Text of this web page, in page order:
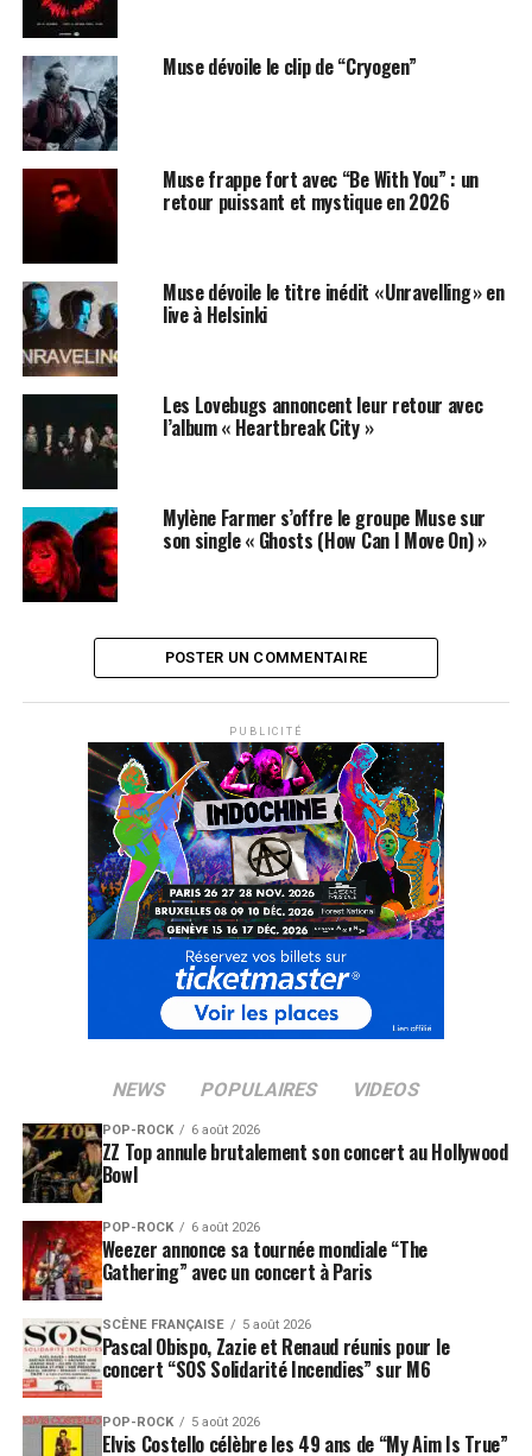
Les albums de
SUJETS ASSOCIÉS: MUSE ROCK
Muse dévoile le clip de “Cryogen”
Muse frappe fort avec “Be With You” : un
retour puissant et mystique en 2026
Muse dévoile le titre inédit « Unravelling » en
live à Helsinki
Les Lovebugs annoncent leur retour avec
l’album « Heartbreak City »
Mylène Farmer s’offre le groupe Muse sur
son single « Ghosts (How Can I Move On) »
POSTER UN COMMENTAIRE
PUBLICITÉ
NEWS POPULAIRES VIDEOS
POP-ROCK 6 août 2026
ZZ Top annule brutalement son concert au Hollywood
Bowl
POP-ROCK 6 août 2026
Weezer annonce sa tournée mondiale “The
Gathering” avec un concert à Paris
SCÈNE FRANÇAISE 5 août 2026
Pascal Obispo, Zazie et Renaud réunis pour le
concert “SOS Solidarité Incendies” sur M6
POP-ROCK 5 août 2026
Elvis Costello célèbre les 49 ans de “My Aim Is True”